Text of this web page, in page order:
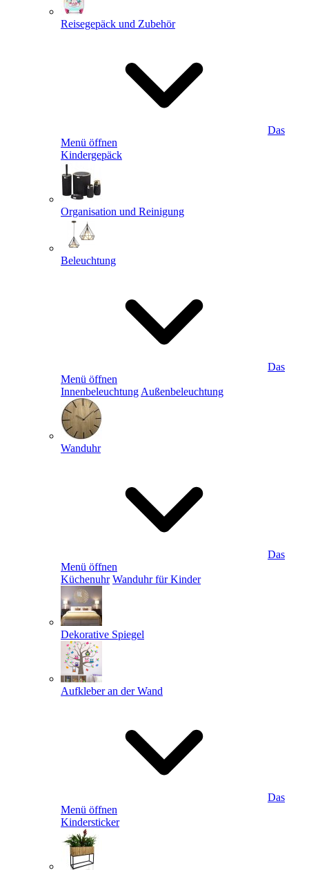
Reisegepäck und Zubehör
Das
Menü öffnen
Kindergepäck
Organisation und Reinigung
Beleuchtung
Das
Menü öffnen
Innenbeleuchtung Außenbeleuchtung
Wanduhr
Das
Menü öffnen
Küchenuhr Wanduhr für Kinder
Dekorative Spiegel
Aufkleber an der Wand
Das
Menü öffnen
Kindersticker